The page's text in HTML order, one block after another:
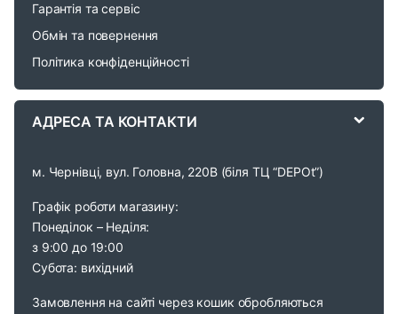
Гарантія та сервіс
Обмін та повернення
Політика конфіденційності
АДРЕСА ТА КОНТАКТИ
м. Чернівці, вул. Головна, 220В (біля ТЦ “DEPOt”)
Графік роботи магазину:
Понеділок – Неділя:
з 9:00 до 19:00
Субота: вихідний
Замовлення на сайті через кошик обробляються